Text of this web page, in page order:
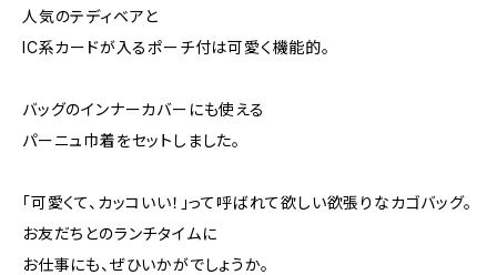
人気のテディベアと
IC系カードが入るポーチ付は可愛く機能的。
バッグのインナーカバーにも使える
パーニュ巾着をセットしました。
「可愛くて、カッコいい！」って呼ばれて欲しい欲張りなカゴバッグ。
お友だちとのランチタイムに
お仕事にも、ぜひいかがでしょうか。